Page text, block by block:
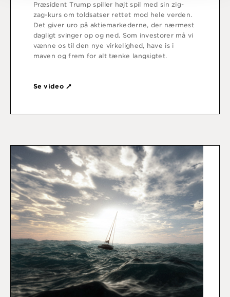
Præsident Trump spiller højt spil med sin zig-
zag-kurs om toldsatser rettet mod hele verden.
Det giver uro på aktiemarkederne, der nærmest
dagligt svinger op og ned. Som investorer må vi
vænne os til den nye virkelighed, have is i
maven og frem for alt tænke langsigtet.
Se video